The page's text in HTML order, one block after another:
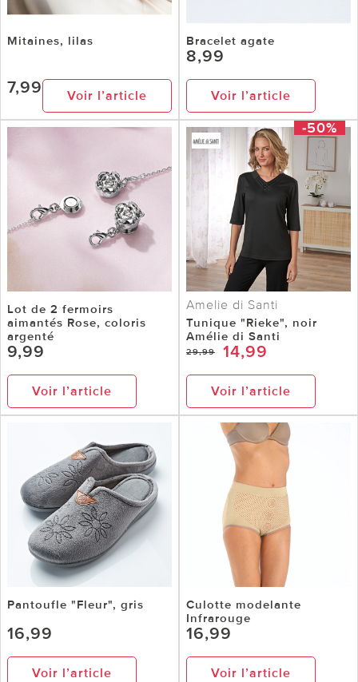
Mitaines, lilas
7,99 Voir l’article
Bracelet agate
8,99
Voir l’article
Lot de 2 fermoirs
aimantés Rose, coloris
argenté
9,99
Voir l’article
-50%
Amelie di Santi
Tunique "Rieke", noir
Amélie di Santi
29,99 14,99
Voir l’article
Pantoufle "Fleur", gris
16,99
Voir l’article
Culotte modelante
Infrarouge
16,99
Voir l’article